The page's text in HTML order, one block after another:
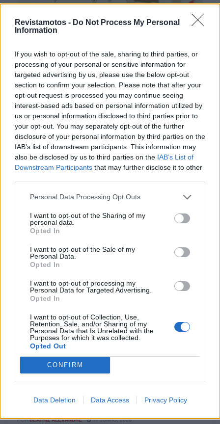
Revistamotos - Do Not Process My Personal
Information
If you wish to opt-out of the sale, sharing to third parties, or
processing of your personal or sensitive information for
targeted advertising by us, please use the below opt-out
section to confirm your selection. Please note that after your
opt-out request is processed you may continue seeing
interest-based ads based on personal information utilized by
us or personal information disclosed to third parties prior to
your opt-out. You may separately opt-out of the further
disclosure of your personal information by third parties on the
IAB’s list of downstream participants. This information may
also be disclosed by us to third parties on the IAB’s List of
Downstream Participants that may further disclose it to other
Personal Data Processing Opt Outs
I want to opt-out of the Sharing of my
personal data.
Opted In
I want to opt-out of the Sale of my
Personal Data.
Opted In
I want to opt-out of processing my
Personal Data for Targeted Advertising.
Opted In
I want to opt-out of Collection, Use,
Retention, Sale, and/or Sharing of my
Personal Data that Is Unrelated with the
Purposes for which it was collected.
Opted Out
CONFIRM
Data Deletion Data Access Privacy Policy
MOTOMAIS
Mototurismo – Fundão, Convento do Seixo
Boutique Hotel & Spa
Onde a serenidade encontra a estrada Há lugares que
FERNANDO NETO 20 JUNHO, 2026
EVENTO
Multistrada V4 Voyagers 2026: As viagens
que marcaram o ano
Um ano especial para a comunidade Multistrada O
Multistrada V4 Voyagers 2026 terminou com histórias que
reforçam o espírito de...
POR BEATRIZ ALEXANDRE 17 JUNHO, 2026